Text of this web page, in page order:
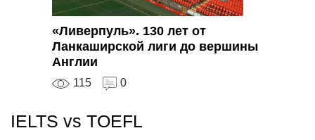
«Ливерпуль». 130 лет от
Ланкаширской лиги до вершины
Англии
115 0
IELTS vs TOEFL